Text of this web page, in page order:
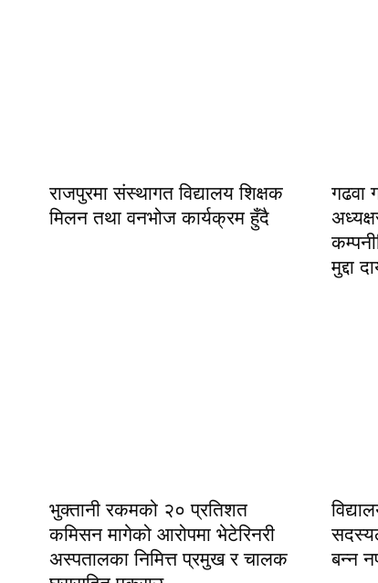
राजपुरमा संस्थागत विद्यालय शिक्षक
मिलन तथा वनभोज कार्यक्रम हुँदै
गढवा
मुद्दा
भुक्तानी रकमको २० प्रतिशत
कमिसन मागेको आरोपमा भेटेरिनरी
अस्पतालका निमित्त प्रमुख र चालक
बन्न